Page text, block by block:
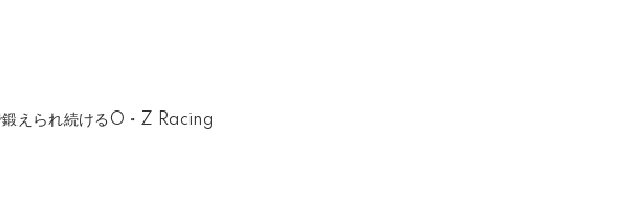
鍛えられ続けるO・Z Racing